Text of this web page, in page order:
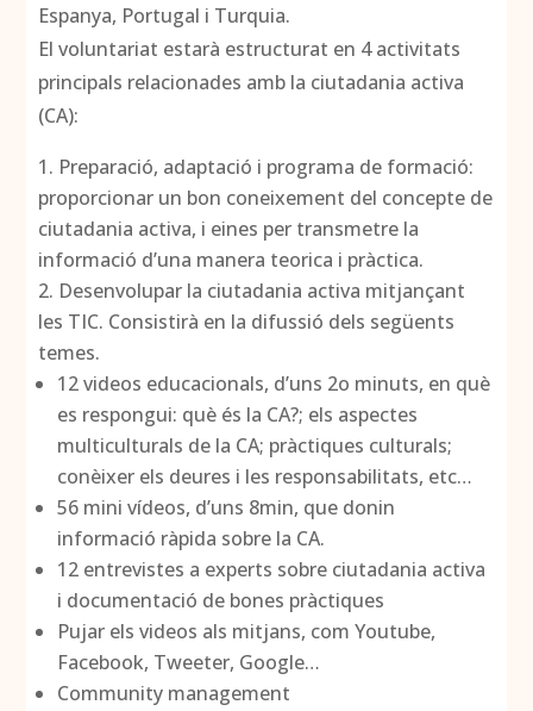
Espanya, Portugal i Turquia.
El voluntariat estarà estructurat en 4 activitats
principals relacionades amb la ciutadania activa
(CA):
Preparació, adaptació i programa de formació:
proporcionar un bon coneixement del concepte de
ciutadania activa, i eines per transmetre la
informació d’una manera teorica i pràctica.
Desenvolupar la ciutadania activa mitjançant
les TIC. Consistirà en la difussió dels següents
temes.
12 videos educacionals, d’uns 2o minuts, en què
es respongui: què és la CA?; els aspectes
multiculturals de la CA; pràctiques culturals;
conèixer els deures i les responsabilitats, etc…
56 mini vídeos, d’uns 8min, que donin
informació ràpida sobre la CA.
12 entrevistes a experts sobre ciutadania activa
i documentació de bones pràctiques
Pujar els videos als mitjans, com Youtube,
Facebook, Tweeter, Google…
Community management